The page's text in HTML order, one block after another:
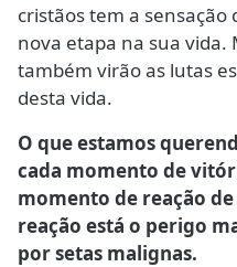
cristãos tem a
nova etapa na sua vida.
também virão as lutas
desta vida.
O que estamos
cada momento de
momento de reação de
reação está o perigo
por setas malignas.